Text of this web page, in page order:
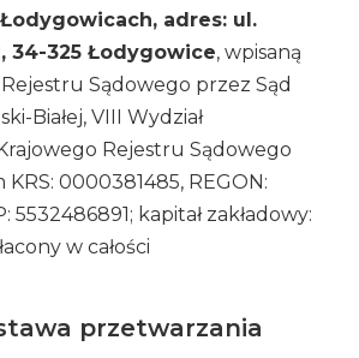
adres: ul.
34-325 Łodygowice, wpisaną
Sądowego przez Sąd
Białej, VIII Wydział
Rejestru Sądowego
0000381485, REGON:
5532486891; kapitał zakładowy:
w całości
przetwarzania